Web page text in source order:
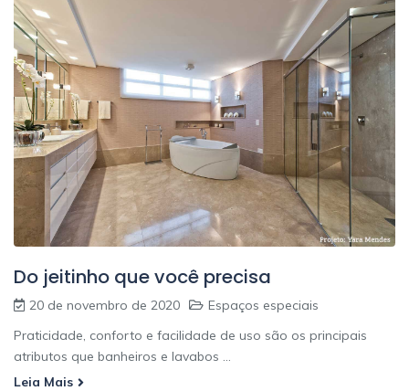
Do jeitinho que você precisa
20 de novembro de 2020
Espaços especiais
Praticidade, conforto e facilidade de uso são os principais
atributos que banheiros e lavabos ...
Leia Mais